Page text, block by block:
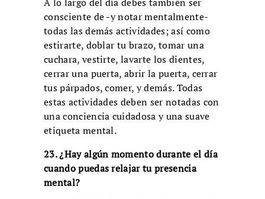
consciente de -y notar mentalmente-
todas las demás actividades; así como
estirarte, doblar tu brazo, tomar una
cuchara, vestirte, lavarte los dientes,
cerrar una puerta, abrir la puerta, cerrar
tus párpados, comer, y demás. Todas
estas actividades deben ser notadas con
una conciencia cuidadosa y una suave
etiqueta mental.
23. ¿Hay algún momento durante el día
cuando puedas relajar tu presencia
mental?